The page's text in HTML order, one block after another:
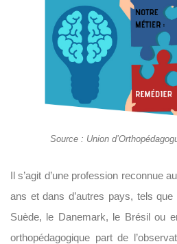
Source : Union
Il s’agit d’une profession reconnue
ans et dans d’autres pays, tels
Suède, le Danemark, le Brésil ou
orthopédagogique part de